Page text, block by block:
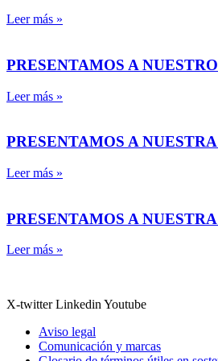
Leer más »
PRESENTAMOS A
Leer más »
PRESENTAMOS A
Leer más »
PRESENTAMOS A
Leer más »
X-twitter Linkedin Youtube
Aviso legal
Comunicación y marcas